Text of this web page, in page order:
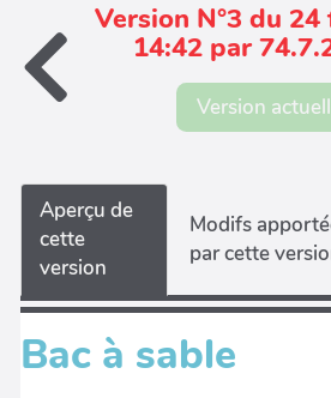
Version N°3 du 24
14:42 par
Version
Aperçu de
cette
version
Modifs
par cette